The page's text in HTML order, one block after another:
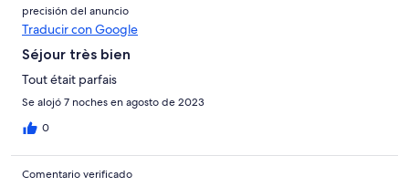
precisión del anuncio
Traducir con Google
Séjour très bien
Tout était parfais
Se alojó 7 noches en agosto de 2023
0
Comentario verificado